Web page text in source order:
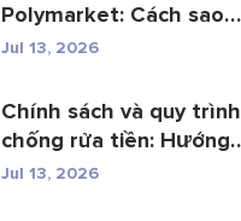
Polymarket: Cách sao
chép ví hàng ...
Jul 13, 2026
Chính sách và quy trình
chống rửa tiền: Hướng
dẫn t...
Jul 13, 2026